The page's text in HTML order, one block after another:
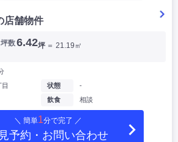
店舗物件
坪数6.42坪 ＝ 21.19㎡
状態
-
飲食
相談
＼ 簡単1分で完了 ／
予約・お問い合わせ